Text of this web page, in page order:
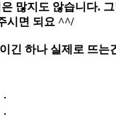
많지도 않습니다.
시면 되요 ^^/
긴 하나 실제로 뜨는